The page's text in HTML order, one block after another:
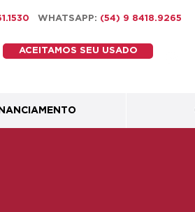
WHATSAPP: (54) 9 8418.9265
ACEITAMOS SEU USADO